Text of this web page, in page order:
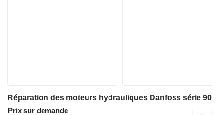
Réparation des moteurs hydrauliques Danfoss série 90
Prix sur demande